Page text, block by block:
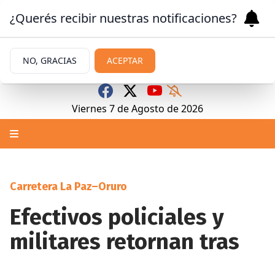
Viernes 7deAgosto de 2026
Carretera La Paz–Oruro
Efectivos policiales y
militares retornan tras
¿Querés recibir nuestras notificaciones?
NO, GRACIAS ACEPTAR